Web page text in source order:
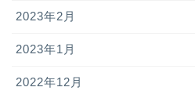
2023年2月
2023年1月
2022年12月